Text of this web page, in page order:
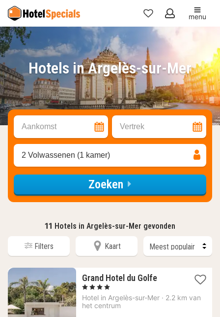
Mijn
favorieten
menu
Hotels in Argelès-sur-Mer
Aankomst Vertrek
2 Volwassenen (1 kamer)
Zoeken
11 Hotels in Argelès-sur-Mer gevonden
Filters Kaart
Grand Hotel du Golfe1
vanaf
, 4 Sterren
Hotel in Argelès-sur-Mer · 2.2 km van
het centrum